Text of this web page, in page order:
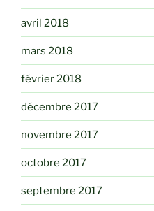
avril 2018
mars 2018
février 2018
décembre 2017
novembre 2017
octobre 2017
septembre 2017